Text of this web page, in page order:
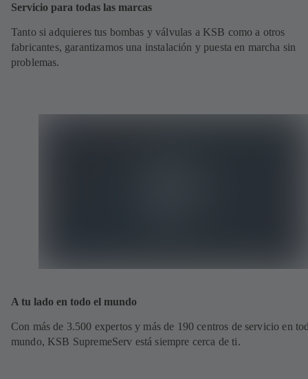
Servicio para todas las marcas
Tanto si adquieres tus bombas y válvulas a KSB como a otros
fabricantes, garantizamos una instalación y puesta en marcha sin
problemas.
A tu lado en todo el mundo
Con más de 3.500 expertos y más de 190 centros de servicio en
mundo, KSB SupremeServ está siempre cerca de ti.